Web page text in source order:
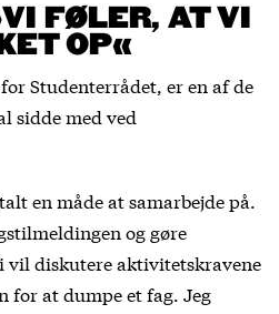
FØLER, AT VI
OP«
Studenterrådet, er en af de
sidde med ved
en måde at samarbejde på.
og gøre
diskutere aktivitetskravene
for at dumpe et fag. Jeg